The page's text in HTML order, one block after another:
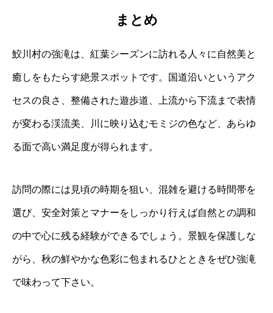
まとめ
鮫川村の強滝は、紅葉シーズンに訪れる人々に自然美と
癒しをもたらす絶景スポットです。国道沿いというアク
セスの良さ、整備された遊歩道、上流から下流まで表情
が変わる渓流美、川に映り込むモミジの色など、あらゆ
る面で高い満足度が得られます。
訪問の際には見頃の時期を狙い、混雑を避ける時間帯を
選び、安全対策とマナーをしっかり行えば自然との調和
の中で心に残る経験ができるでしょう。景観を保護しな
がら、秋の鮮やかな色彩に包まれるひとときをぜひ強滝
で味わって下さい。